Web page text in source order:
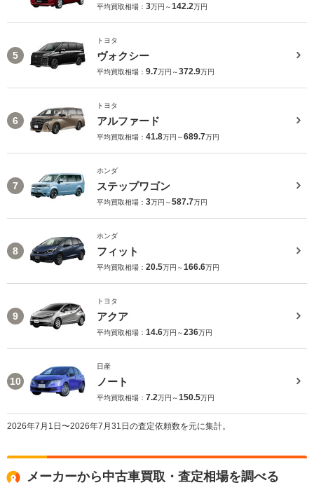
平均買取相場： 3万円～142.2万円
5
トヨタ
ヴォクシー
平均買取相場： 9.7万円～372.9万円
6
トヨタ
アルファード
平均買取相場： 41.8万円～689.7万円
7
ホンダ
ステップワゴン
平均買取相場： 3万円～587.7万円
8
ホンダ
フィット
平均買取相場： 20.5万円～166.6万円
9
トヨタ
アクア
平均買取相場： 14.6万円～236万円
10
日産
ノート
平均買取相場： 7.2万円～150.5万円
2026年7月1日〜2026年7月31日の査定依頼数を元に集計。
メーカーから中古車買取・査定相場を調べる